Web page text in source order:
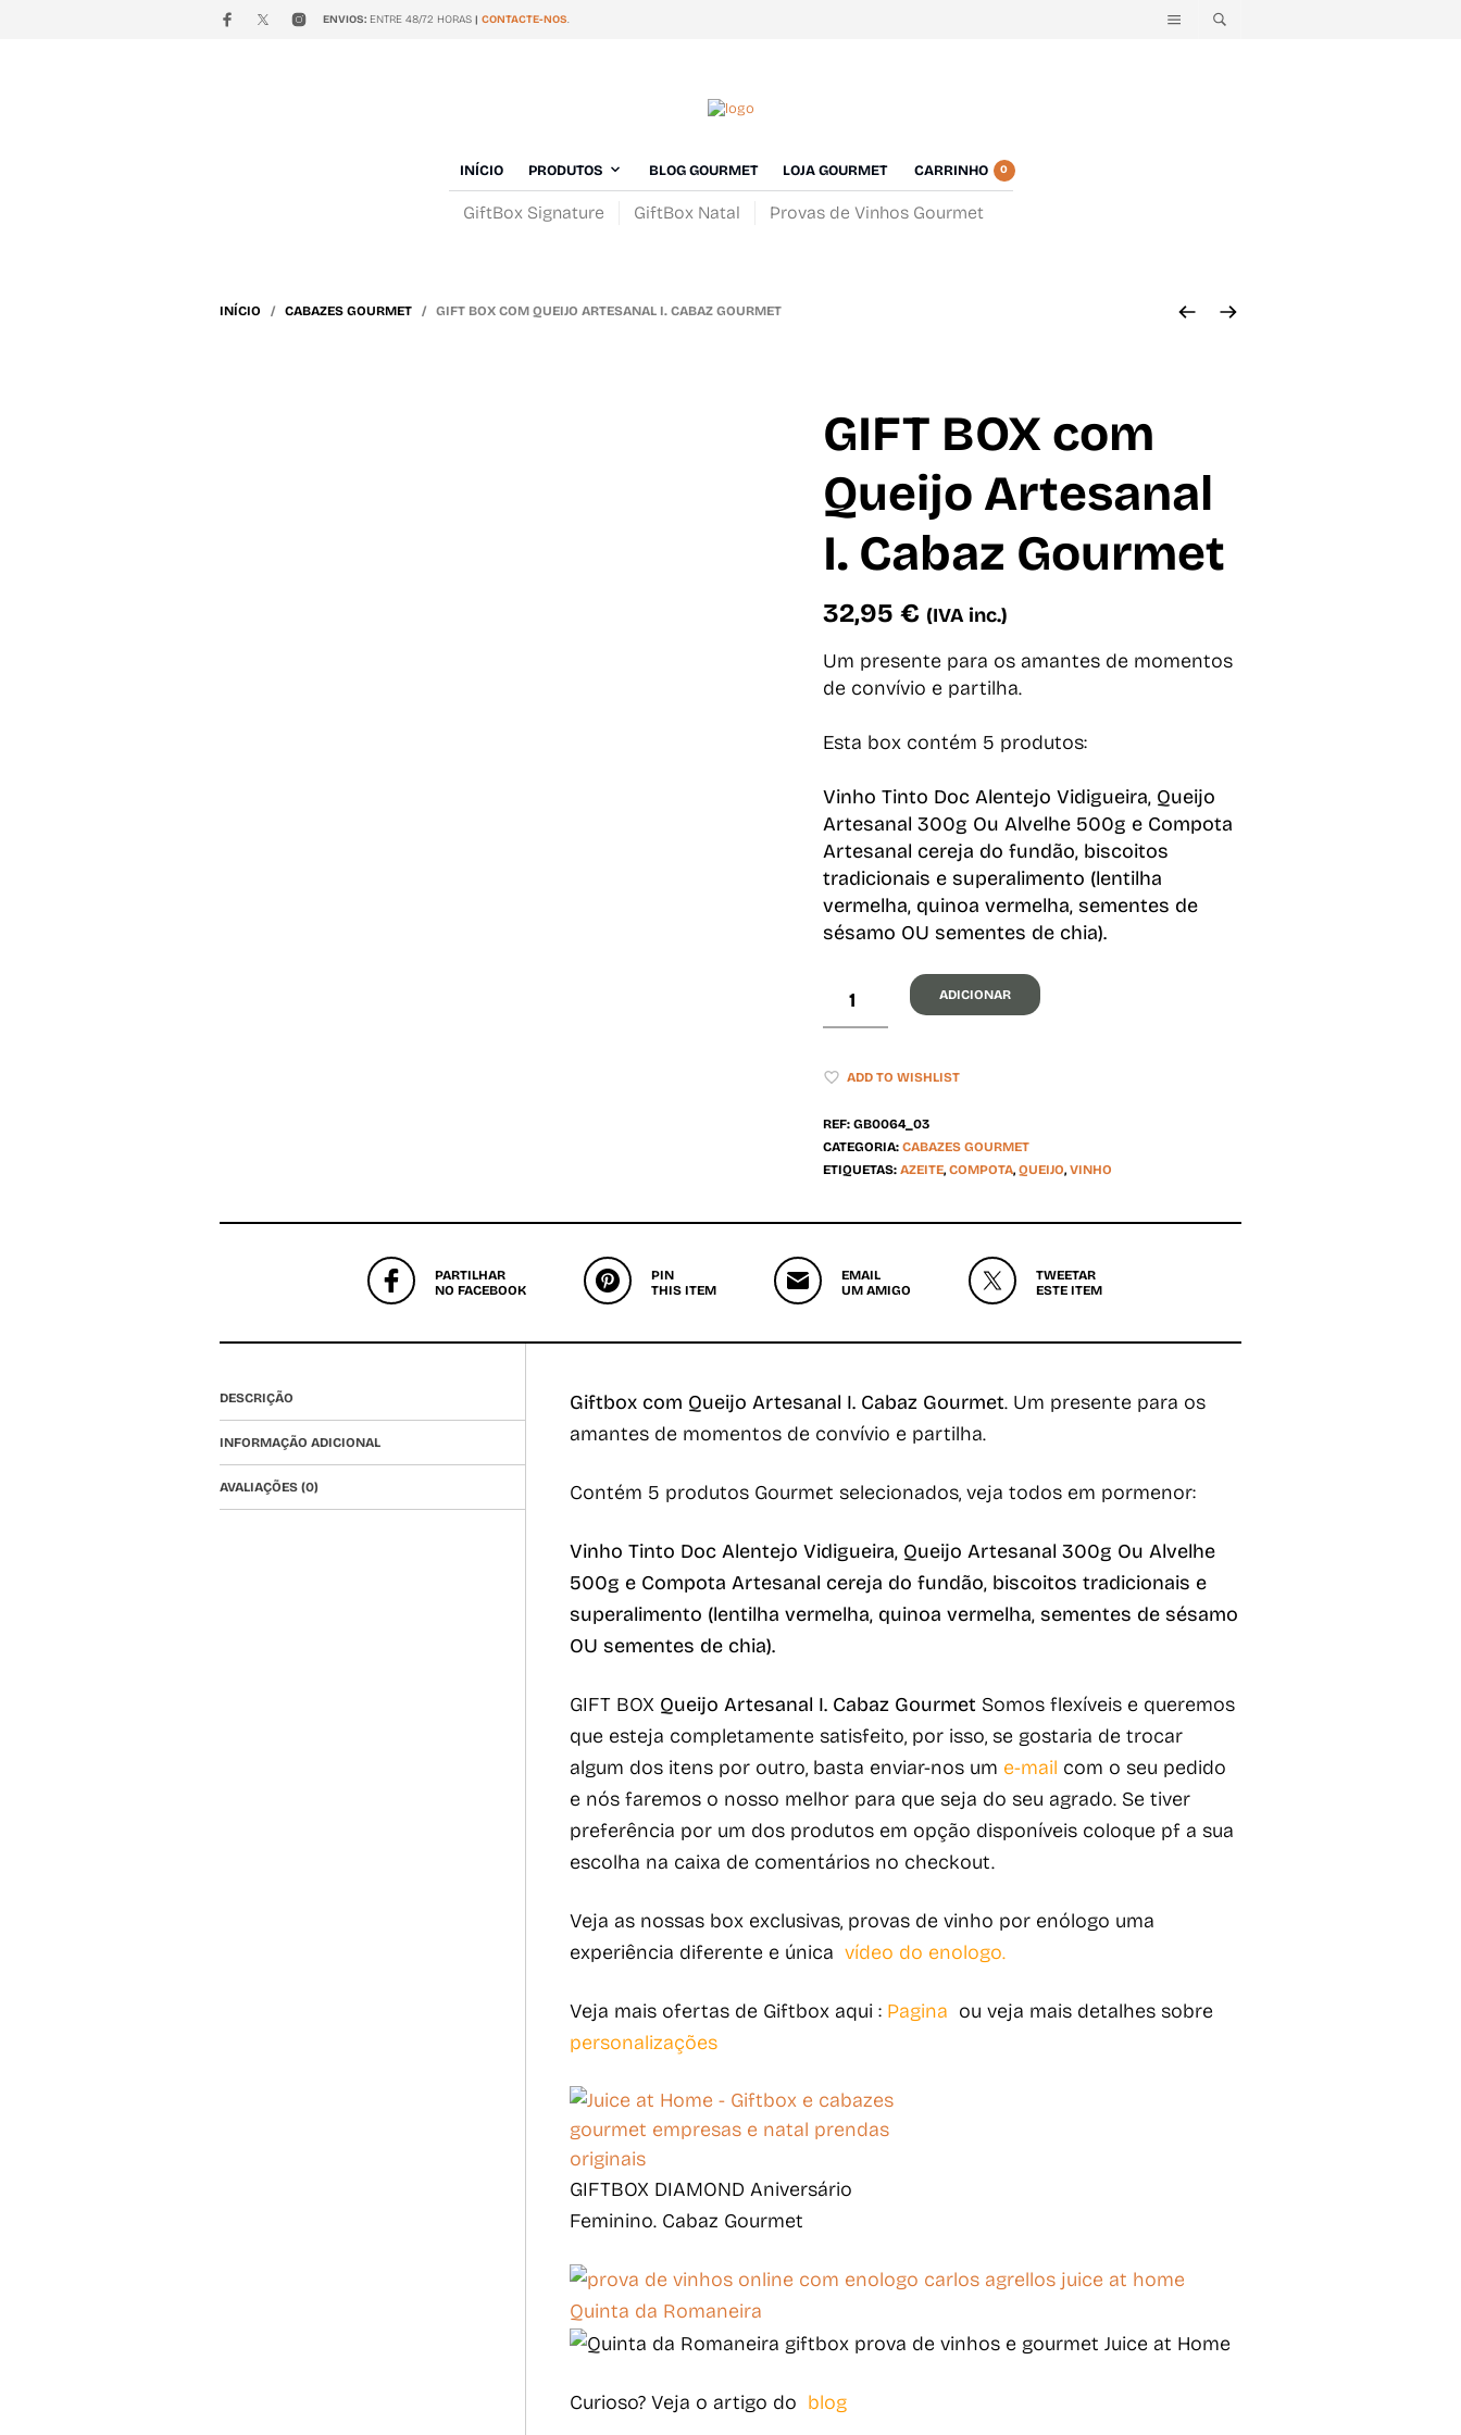
ENVIOS: ENTRE 48/72 HORAS | CONTACTE-NOS.
INÍCIO PRODUTOS BLOG GOURMET LOJA GOURMET CARRINHO 0
GiftBox Signature GiftBox Natal Provas de Vinhos Gourmet
INÍCIO / CABAZES GOURMET / GIFT BOX COM QUEIJO ARTESANAL I. CABAZ GOURMET
GIFT BOX com
Queijo Artesanal
I. Cabaz Gourmet
32,95 € (IVA inc.)
Um presente para os amantes de momentos
de convívio e partilha.
Esta box contém 5 produtos:
Vinho Tinto Doc Alentejo Vidigueira, Queijo
Artesanal 300g Ou Alvelhe 500g e Compota
Artesanal cereja do fundão, biscoitos
tradicionais e superalimento (lentilha
vermelha, quinoa vermelha, sementes de
sésamo OU sementes de chia).
ADICIONAR
ADD TO WISHLIST
REF: GB0064_03
CATEGORIA: CABAZES GOURMET
ETIQUETAS: AZEITE, COMPOTA, QUEIJO, VINHO
PARTILHAR
NO FACEBOOK
PIN
THIS ITEM
EMAIL
UM AMIGO
TWEETAR
ESTE ITEM
DESCRIÇÃO
INFORMAÇÃO ADICIONAL
AVALIAÇÕES (0)
Giftbox com Queijo Artesanal I. Cabaz Gourmet. Um presente para os
amantes de momentos de convívio e partilha.
Contém 5 produtos Gourmet selecionados, veja todos em pormenor:
Vinho Tinto Doc Alentejo Vidigueira, Queijo Artesanal 300g Ou Alvelhe
500g e Compota Artesanal cereja do fundão, biscoitos tradicionais e
superalimento (lentilha vermelha, quinoa vermelha, sementes de sésamo
OU sementes de chia).
GIFT BOX Queijo Artesanal I. Cabaz Gourmet Somos flexíveis e queremos
que esteja completamente satisfeito, por isso, se gostaria de trocar
algum dos itens por outro, basta enviar-nos um e-mail com o seu pedido
e nós faremos o nosso melhor para que seja do seu agrado. Se tiver
preferência por um dos produtos em opção disponíveis coloque pf a sua
escolha na caixa de comentários no checkout.
Veja as nossas box exclusivas, provas de vinho por enólogo uma
experiência diferente e única vídeo do enologo.
Veja mais ofertas de Giftbox aqui : Pagina ou veja mais detalhes sobre
personalizações
GIFTBOX DIAMOND Aniversário
Feminino. Cabaz Gourmet
Curioso? Veja o artigo do blog